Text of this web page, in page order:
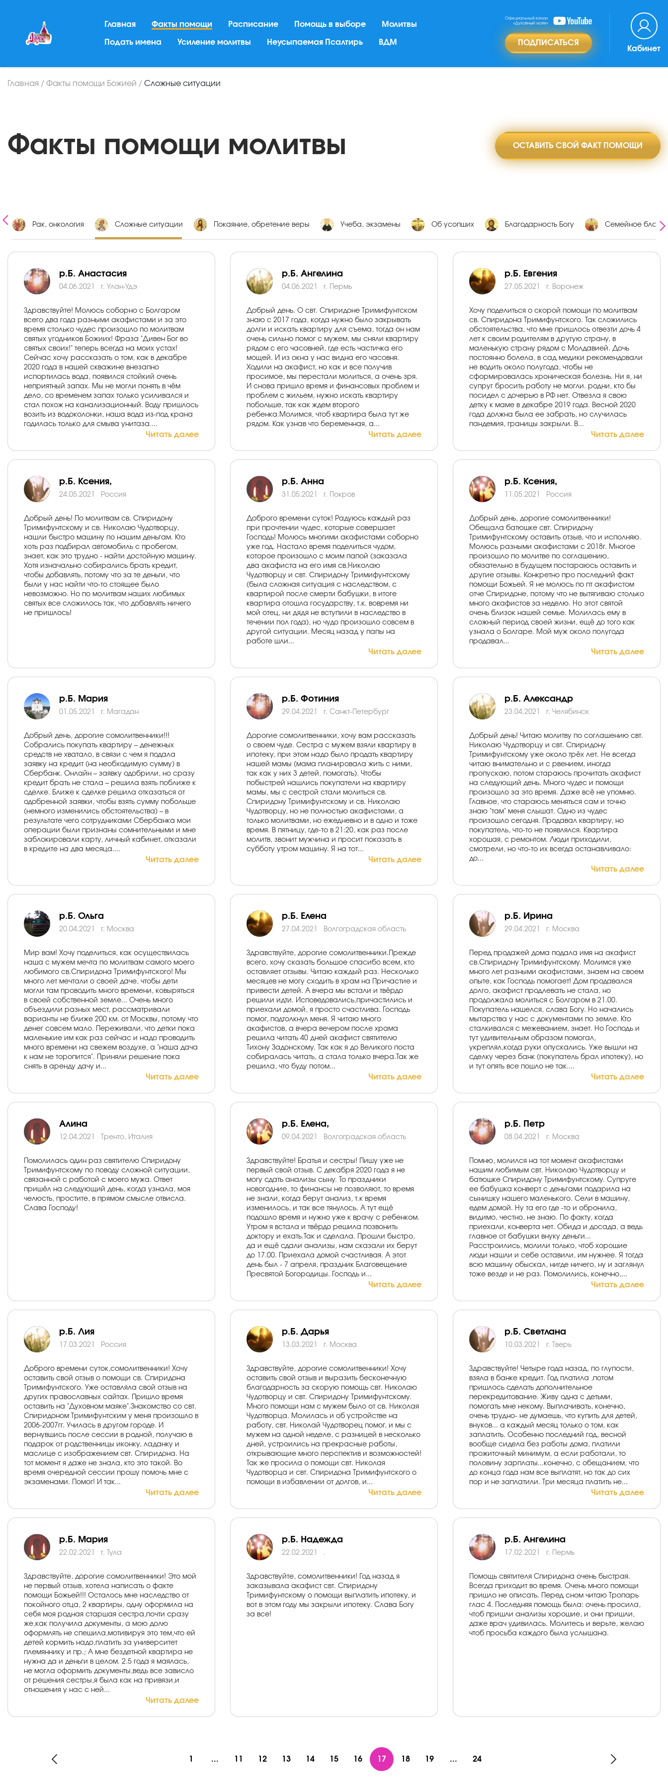
Главная Факты помощи Расписание Помощь в выборе Молитвы
Подать имена Усиление молитвы Неусыпаемая Псалтирь ВДМ ПОДПИСАТЬСЯ
Кабинет
Главная / Факты помощи Божией / Сложные ситуации
Факты помощи молитвы ОСТАВИТЬ СВОЙ ФАКТ ПОМОЩИ
Рак, онкология Сложные ситуации Покаяние, обретение веры Учеба, экзамены Об усопших Благодарность Богу Семейное
р.Б. Анастасия
04.06.2021 г. Улан-Удэ
Здравствуйте! Молюсь соборно с Болгаром
всего два года разными акафистами и за это
время столько чудес произошло по молитвам
святых угодников Божиих! Фраза "Дивен Бог во
святых своих!" теперь всегда на моих устах!
Сейчас хочу рассказать о том, как в декабре
2020 года в нашей скважине внезапно
испортилась вода, появился стойкий очень
неприятный запах. Мы не могли понять в чём
дело, со временем запах только усиливался и
стал похож на канализационный. Воду пришлось
возить из водоколонки, наша вода из-под крана
годилась только для смыва унитаза....
Читать далее
р.Б. Ангелина
04.06.2021 г. Пермь
Добрый день. О свт. Спиридоне Тримифунтском
знаю с 2017 года, когда нужно было закрывать
долги и искать квартиру для съема, тогда он нам
очень сильно помог с мужем, мы сняли квартиру
рядом с его часовней, где есть частичка его
мощей. И из окна у нас видна его часовня.
Ходили на акафист, но как и все получив
просимое, мы перестали молиться, а очень зря.
И снова пришло время и финансовых проблем и
проблем с жильем, нужно искать квартиру
побольше, так как ждем второго
ребенка.Молимся, чтоб квартира была тут же
рядом. Как узнав что беременная, а...
Читать далее
р.Б. Евгения
27.05.2021 г. Воронеж
Хочу поделиться о скорой помощи по молитвам
св. Спиридона Тримифунтского. Так сложились
обстоятельства, что мне пришлось отвезти дочь 4
лет к своим родителям в другую страну, в
маленькую страну рядом с Молдавией. Дочь
постоянно болела, в сад медики рекомендовали
не водить около полугода, чтобы не
сформировалась хроническая болезнь. Ни я, ни
супруг бросить работу не могли. родни, кто бы
посидел с дочерью в РФ нет. Отвезла я свою
детку к маме в декабре 2019 года. Весной 2020
года должна была ее забрать, но случилась
пандемия, границы закрыли. В...
Читать далее
р.Б. Ксения,
24.05.2021 Россия
Добрый день! По молитвам св. Спиридону
Тримифунтскому и св. Николаю Чудотворцу,
нашли быстро машину по нашим деньгам. Кто
хоть раз подбирал автомобиль с пробегом,
знает, как это трудно - найти достойную машину.
Хотя изначально собирались брать кредит,
чтобы добавлять, потому что за те деньги, что
были у нас найти что-то стоящее было
невозможно. Но по молитвам наших любимых
святых все сложилось так, что добавлять ничего
не пришлось!
р.Б. Анна
31.05.2021 г. Покров
Доброго времени суток! Радуюсь каждый раз
при прочтении чудес, которые совершает
Господь! Молюсь многими акафистами соборно
уже год. Настало время поделиться чудом,
которое произошло с моим папой (заказала
два акафиста на его имя св.Николаю
Чудотворцу и свт. Спиридону Тримифунтскому
(была сложная ситуация с наследством, с
квартирой после смерти бабушки, в итоге
квартира отошла государству, т.к. вовремя ни
мой отец, ни дядя не вступили в наследство в
течении пол года), но чудо произошло совсем в
другой ситуации. Месяц назад у папы на
работе шли...
Читать далее
р.Б. Ксения,
11.05.2021 Россия
Добрый день, дорогие сомолитвенники!
Обещала батюшке свт. Спиридону
Тримифунтскому оставить отзыв, что и исполняю.
Молюсь разными акафистами с 2018г. Многое
произошло по молитве по соглашению,
обязательно в будущем постараюсь оставить и
другие отзывы. Конкретно про последний факт
помощи Божьей. Я не молюсь по пт акафистом
отче Спиридоне, потому что не вытягиваю столько
много акафистов за неделю. Но этот святой
очень близок нашей семье. Молилась ему в
сложный период своей жизни, ещё до того как
узнала о Болгаре. Мой муж около полугода
продавал...
Читать далее
р.Б. Мария
01.05.2021 г. Магадан
Добрый день, дорогие сомолитвенники!!!
Собрались покупать квартиру – денежных
средств не хватало, в связи с чем я подала
заявку на кредит (на необходимую сумму) в
Сбербанк. Онлайн – заявку одобрили, но сразу
кредит брать не стала – решила взять поближе к
сделке. Ближе к сделке решила отказаться от
одобренной заявки, чтобы взять сумму побольше
(немного изменились обстоятельства) – в
результате чего сотрудниками Сбербанка мои
операции были признаны сомнительными и мне
заблокировали карту, личный кабинет, отказали
в кредите на два месяца....
Читать далее
р.Б. Фотиния
29.04.2021 г. Санкт-Петербург
Дорогие сомолитвенники, хочу вам рассказать
о своем чуде. Сестра с мужем взяли квартиру в
ипотеку, при этом надо было продать квартиру
нашей мамы (мама планировала жить с ними,
так как у них 3 детей, помогать). Чтобы
побыстрей нашлись покупатели на квартиру
мамы, мы с сестрой стали молиться св.
Спиридону Тримифунтскому и св. Николаю
Чудотворцу, но не полностью акафистами, а
только молитвами, но ежедневно и в одно и тоже
время. В пятницу, где-то в 21:20, как раз после
молитв, звонит мужчина и просит показать в
субботу утром машину. Я на тот...
Читать далее
р.Б. Александр
23.04.2021 г. Челябинск
Добрый день! Читаю молитву по соглашению свт.
Николаю Чудотворцу и свт. Спиридону
Тримифунтскому уже около трёх лет. Не всегда
читаю внимательно и с рвением, иногда
пропускаю, потом стараюсь прочитать акафист
на следующий день. Много чудес и помощи
произошло за это время. Даже всё не упомню.
Главное, что стараюсь меняться сам и точно
знаю "там" меня слышат. Одно из чудес
произошло сегодня. Продавал квартиру, но
покупатель, что-то не появлялся. Квартира
хорошая, с ремонтом. Люди приходили,
смотрели, но что-то их всегда останавливало:
до...
Читать далее
р.Б. Ольга
20.04.2021 г. Москва
Мир вам! Хочу поделиться, как осуществилась
наша с мужем мечта по молитвам самого моего
любимого св.Спиридона Тримифунтского! Мы
много лет мечтали о своей даче, чтобы дети
могли там проводить много времени, ковыряться
в своей собственной земле... Очень много
объездили разных мест, рассматривали
варианты не ближе 200 км. от Москвы, потому что
денег совсем мало. Переживали, что детки пока
маленькие им как раз сейчас и надо проводить
много времени на свежем воздухе, а "наша дача
к нам не торопится". Приняли решение пока
снять в аренду дачу и...
Читать далее
р.Б. Елена
27.04.2021 Волгоградская область
Здравствуйте, дорогие сомолитвенники.Прежде
всего, хочу сказать большое спасибо всем, кто
оставляет отзывы. Читаю каждый раз. Несколько
месяцев не могу сходить в храм на Причастие и
привести детей. А вчера мы встали и твёрдо
решили идти. Исповедовались,причастились и
приехали домой, я просто счастлива. Господь
помог, подтолкнул меня. Я читаю много
акафистов, а вчера вечером после храма
решила читать 40 дней акафист святителю
Тихону Задонскому. Так как я до Великого поста
собиралась читать, а стала только вчера.Так же
решила, что буду потом...
Читать далее
р.Б. Ирина
29.04.2021 г. Москва
Перед продажей дома подала имя на акафист
св.Спиридону Тримифунтскому. Молимся уже
много лет разными акафистами, знаем на своем
опыте, как Господь помогает! Дом продавался
долго, акафист продлевать не стала, но
продолжала молиться с Болгаром в 21.00.
Покупатель нашелся, слава Богу. Но начались
мытарства у нас с документами по земле. Кто
сталкивался с межеванием, знает. Но Господь и
тут удивительным образом помогал,
укреплял,когда руки опускались. Уже вышли на
сделку через банк (покупатель брал ипотеку), но
и тут опять все пошло не так....
Читать далее
Алина
12.04.2021 Тренто, Италия
Помолилась один раз святителю Спиридону
Тримифунтскому по поводу сложной ситуации,
связанной с работой с моего мужа. Ответ
пришёл на следующий день, когда узнала, моя
челюсть, простите, в прямом смысле отвисла.
Слава Господу!
р.Б. Елена,
09.04.2021 Волгоградская область
Здравствуйте! Братья и сестры! Пишу уже не
первый свой отзыв. С декабря 2020 года я не
могу сдать анализы сыну. То праздники
новогодние, то финансы не позволяют, то время
не знали, когда берут анализ, т.к время
изменилось, и так все тянулось. А тут ещё
подошло время и нужно уже к врачу с ребенком.
Утром я встала и твёрдо решила позвонить
доктору и ехать.Так и сделала. Прошли быстро,
да и ещё сдали анализы, нам сказали их берут
до 17.00. Приехала домой счастливая. А этот
день был - 7 апреля, праздник Благовещение
Пресвятой Богородицы. Господь и...
Читать далее
р.Б. Петр
08.04.2021 г. Москва
Помню, молился на тот момент акафистами
нашим любимым свт. Николаю Чудотворцу и
батюшке Спиридону Тримифунтскому. Супруге
ее бабушка конверт с деньгами подарила на
сынишку нашего маленького. Сели в машину,
едем домой. Ну та его где -то и обронила,
видимо, честно, не знаю. По факту, когда
приехали, конверта нет. Обида и досада, а ведь
главное от бабушки внуку деньги...
Расстроились, молили только, чтоб хорошие
люди нашли и себе оставили, им нужнее. Я тогда
всю машину обыскал, нигде ничего, ну и заглянул
тоже везде и не раз. Помолились, конечно,...
Читать далее
р.Б. Лия
17.03.2021 Россия
Доброго времени суток,сомолитвенники! Хочу
оставить свой отзыв о помощи св. Спиридона
Тримифунтского. Уже оставляла свой отзыв на
других православных сайтах. Пришло время
оставить на "Духовном маяке".Знакомство со свт.
Спиридоном Тримифунтским у меня произошло в
2006-2007гг. Училась в другом городе. И
вернувшись после сессии в родной, получаю в
подарок от родственницы иконку, ладанку и
маслице с изображением свт. Спиридона. На
тот момент я даже не знала, кто это такой. Во
время очередной сессии прошу помочь мне с
экзаменами. Помог! И так...
Читать далее
р.Б. Дарья
13.03.2021 г. Москва
Здравствуйте, дорогие сомолитвенники! Хочу
оставить свой отзыв и выразить бесконечную
благодарность за скорую помощь свт. Николаю
Чудотворцу и свт. Спиридону Тримифунтскому.
Много помощи нам с мужем было от св. Николая
Чудотворца. Молилась и об устройстве на
работу, свт. Николай Чудотворец помог, и мы с
мужем на одной неделе, с разницей в несколько
дней, устроились на прекрасные работы,
открывающие много перспектив и возможностей!
Так же просила о помощи свт. Николая
Чудотворца и свт. Спиридона Тримифунтского о
помощи в избавлении от долгов, и...
Читать далее
р.Б. Светлана
10.03.2021 г. Тверь
Здравствуйте! Четыре года назад, по глупости,
взяла в банке кредит. Год платила ,потом
пришлось сделать дополнительное
перекредитование. Живу одна с детьми,
помогать мне некому. Выплачивать, конечно,
очень трудно- не думаешь, что купить для детей,
внуков... а каждый месяц только о том, как
заплатить. Особенно последний год, весной
вообще сидела без работы дома, платили
прожиточный минимум, а если работали, то
половину зарплаты...конечно, с обещанием, что
до конца года нам все выплатят, но так до сих
пор и не заплатили. Три месяца платить не...
Читать далее
р.Б. Мария
22.02.2021 г. Тула
Здравствуйте, дорогие сомолитвенники! Это мой
не первый отзыв, хотела написать о факте
помощи Божьей!!! Осталось мне наследство от
покойного отца, 2 квартиры, одну оформила на
себя моя родная старшая сестра,почти сразу
же,как получила документы, а мою долю
оформлять не спешила,мотивируя это тем,что ей
детей кормить надо,платить за университет
племяннику и пр.; А мне бездетной квартира не
нужна да и деньги в целом. 2.5 года я маялась,
не могла оформить документы,ведь все зависло
от решения сестры,я была как на привязи,и
отношения у нас с ней...
Читать далее
р.Б. Надежда
22.02.2021 .
Здравствуйте, сомолитвенники! Год назад я
заказывала акафист свт. Спиридону
Тримифунтскому о помощи выплатить ипотеку, и
вот в этом году мы закрыли ипотеку. Слава Богу
за все!
р.Б. Ангелина
17.02.2021 г. Пермь
Помощь святителя Спиридона очень быстрая.
Всегда приходит во время. Очень много помощи
пришло не описать. Перед сном читаю Тропарь
глас 4. Последняя помощь была: очень просила,
чтоб пришли анализы хорошие, и они пришли,
даже врач удивилась. Молитесь и верьте, желаю
чтоб просьба каждого была услышана.
1 ... 11 12 13 14 15 16 17 18 19 ... 24